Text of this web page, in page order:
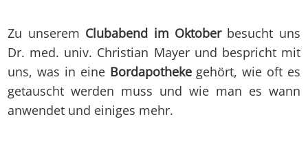
Zu unserem Clubabend im Oktoberbesucht uns
Dr. med. univ. Christian Mayer und bespricht mit
uns, was in eine Bordapothekegehört, wie oft es
getauscht werden muss und wie man es wann
anwendet und einiges mehr.